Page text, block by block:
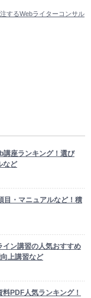
するWebライターコンサル
講座ランキング！選び
など
目・マニュアルなど！積
イン講習の人気おすすめ
上講習など
PDF人気ランキング！